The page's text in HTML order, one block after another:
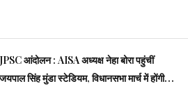
JPSC आंदोलन : AISA अध्यक्ष नेहा बोरा पहुंचीं
जयपाल सिंह मुंडा स्टेडियम, विधानसभा मार्च में होंगी